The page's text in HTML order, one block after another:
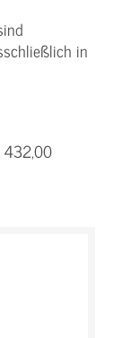
in
432,00